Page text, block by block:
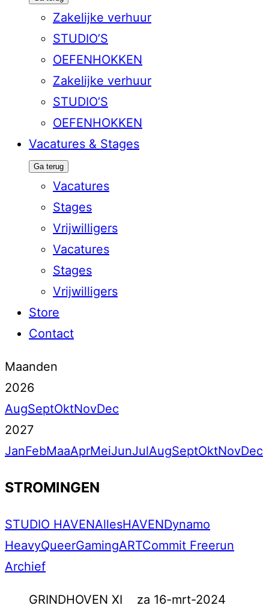
Zakelijke verhuur
STUDIO’S
OEFENHOKKEN
Zakelijke verhuur
STUDIO’S
OEFENHOKKEN
Vacatures & Stages
Ga terug
Vacatures
Stages
Vrijwilligers
Vacatures
Stages
Vrijwilligers
Store
Contact
Maanden
2026
AugSeptOktNovDec
2027
JanFebMaaAprMeiJunJulAugSeptOktNovDec
STROMINGEN
STUDIO HAVENAllesHAVENDynamo
HeavyQueerGamingARTCommit Freerun
Archief
GRINDHOVEN XI za 16-mrt-2024